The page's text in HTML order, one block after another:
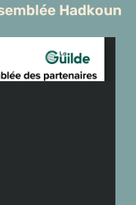
Hadkoun